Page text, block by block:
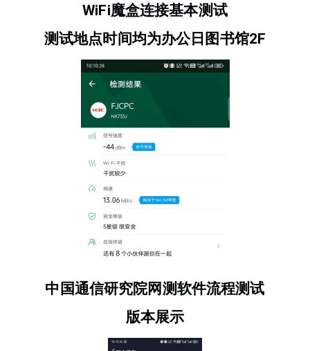
WiFi魔盒连接基本测试
测试地点时间均为办公日图书馆2F
中国通信研究院网测软件流程测试
版本展示